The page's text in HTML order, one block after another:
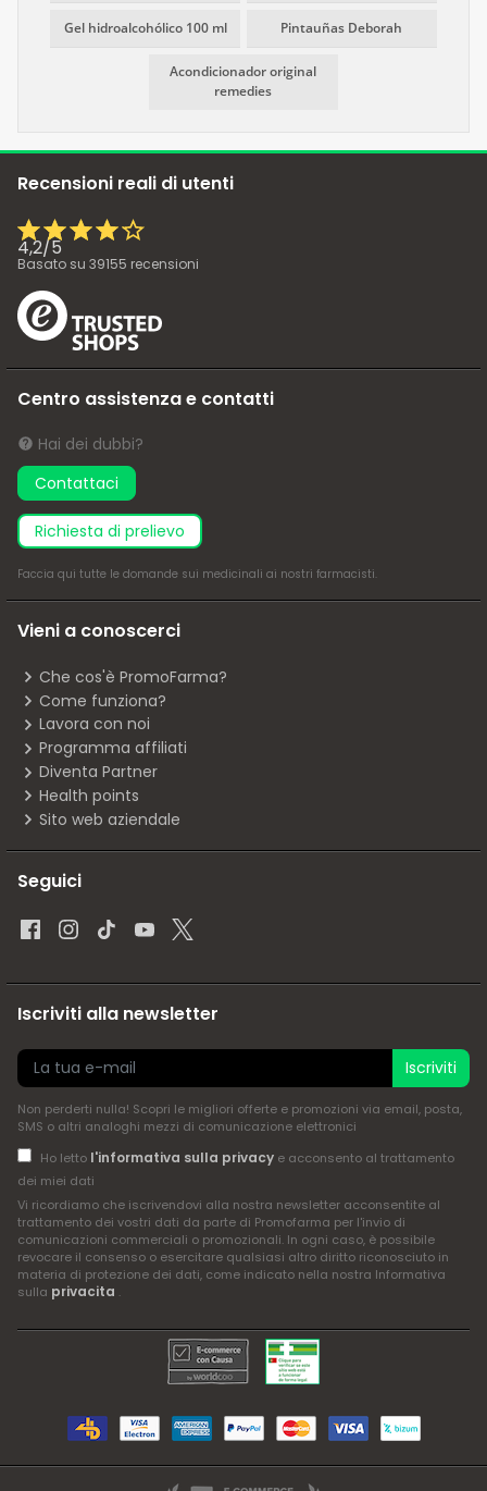
Gel hidroalcohólico 100 ml Pintauñas Deborah
Acondicionador original
remedies
Recensioni reali di utenti
4,2/5
Basato su 39155 recensioni
Centro assistenza e contatti
Hai dei dubbi?
Contattaci
richiesta di prelievo
Faccia qui tutte le domande sui medicinali ai nostri farmacisti.
Vieni a conoscerci
Che cos'è PromoFarma?
Come funziona?
Lavora con noi
Programma affiliati
Diventa Partner
Health points
Sito web aziendale
Seguici
Iscriviti alla newsletter
Iscriviti
Non perderti nulla! Scopri le migliori offerte e promozioni via email, posta,
SMS o altri analoghi mezzi di comunicazione elettronici
Ho letto l'informativa sulla privacye acconsento al trattamento
dei miei dati
Vi ricordiamo che iscrivendovi alla nostra newsletter acconsentite al
trattamento dei vostri dati da parte di Promofarma per l'invio di
comunicazioni commerciali o promozionali. In ogni caso, è possibile
revocare il consenso o esercitare qualsiasi altro diritto riconosciuto in
materia di protezione dei dati, come indicato nella nostra Informativa
sulla privacita .